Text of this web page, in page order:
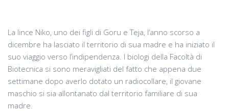
La lince Niko, uno dei figli di Goru e Teja, l’anno scorso a
dicembre ha lasciato il territorio di sua madre e ha iniziato il
suo viaggio verso l’indipendenza. I biologi della Facoltà di
Biotecnica si sono meravigliati del fatto che appena due
settimane dopo averlo dotato un radiocollare, il giovane
maschio si sia allontanato dal territorio familiare di sua
madre.